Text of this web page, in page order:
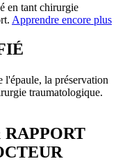
en tant chirurgie
Apprendre encore plus
la préservation
traumatologique.